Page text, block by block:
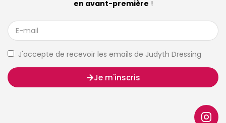
en avant-première !
J'accepte de recevoir les emails de Judyth Dressing
Je m'inscris